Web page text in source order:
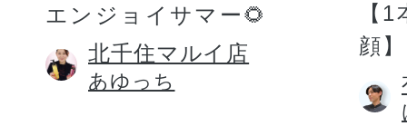
エンジョイサマー🌻
北千住マルイ店
あゆっち
【
顔】